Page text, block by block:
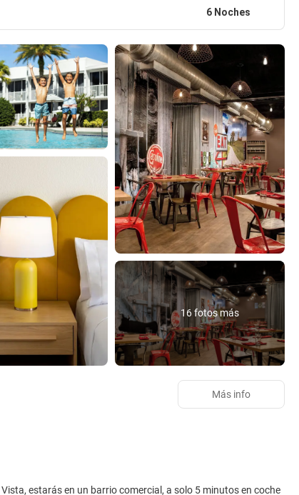
6 Noches
16 fotos más
estarás en un barrio comercial, a solo 5 minutos en coche
Más info